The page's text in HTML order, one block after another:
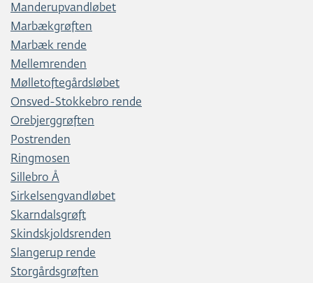
Manderupvandløbet
Marbækgrøften
Marbæk rende
Mellemrenden
Mølletoftegårdsløbet
Onsved-Stokkebro rende
Orebjerggrøften
Postrenden
Ringmosen
Sillebro Å
Sirkelsengvandløbet
Skarndalsgrøft
Skindskjoldsrenden
Slangerup rende
Storgårdsgrøften